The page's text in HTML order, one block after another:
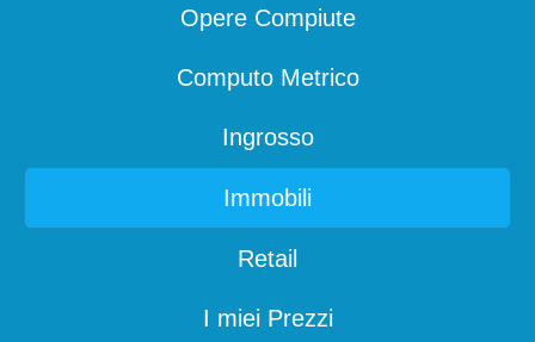
Opere Compiute
Computo Metrico
Ingrosso
Immobili
Retail
I miei Prezzi